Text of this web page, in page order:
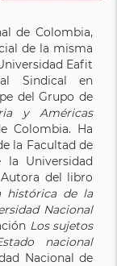
de Colombia,
de la misma
Eafit
Sindical en
del Grupo de
y Américas
Colombia. Ha
la Facultad de
la Universidad
del libro
histórica de la
Nacional
Los sujetos
nacional
Nacional de